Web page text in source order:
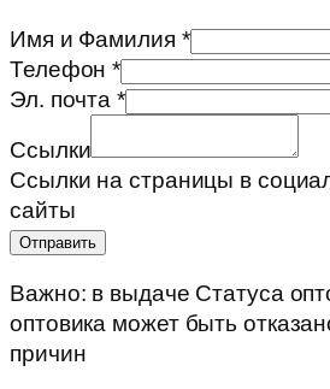
Имя и Фамилия *
Телефон*
Эл. почта*
Ссылки
Ссылки на страницы в
сайты
Отправить
Важно: в выдаче Статуса
оптовика может быть
причин